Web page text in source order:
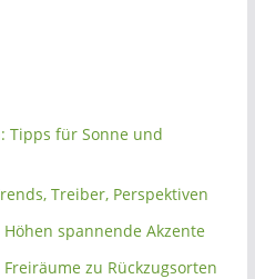
Tipps für Sonne und
Treiber, Perspektiven
spannende Akzente
zu Rückzugsorten